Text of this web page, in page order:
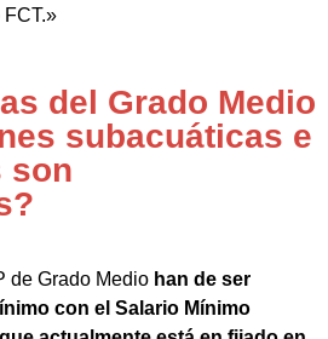
del Grado Medio
subacuáticas e
son
de Grado Medio han de ser
con el Salario Mínimo